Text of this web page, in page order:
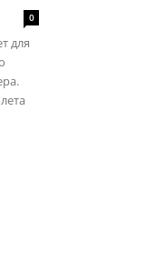
0
для